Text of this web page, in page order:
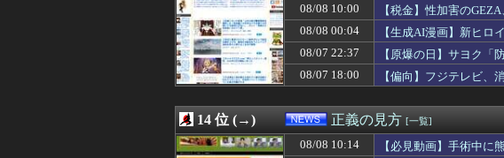
08/08 05:00
高市総理「物価上昇を上回る賃上げ
08/08 04:55
台湾メディア「態度の悪い日本の店
08/08 04:41
江別大学生暴行死､主犯格の特定少
08/08 04:36
中国「大洪水！」三峡ダム「9門開
08/08 04:20
日本のフォント企業を買収した海外
08/08 04:00
関東の上空でスプライトという発光
08/08 03:51
白黒のコマになぜ色が見えるのか
08/08 03:29
中国「衝突事故！（2025年」中国軍
08/08 03:03
【悲報】タクシー運転手、儲かりま
08/08 03:00
【画像】このハゲにやられたJKがた
08/08 10:00
【税金】性加害の
に群がってたの？」「
08/08 00:04
【生成AI漫画】新ヒロ
08/07 22:37
【原爆の日】サヨク
んてなかった！」→石
08/07 18:00 【偏向】フジテレビ
14 位 (→) 正義の見方 [一覧]
08/08 10:14
【必見動画】手術中